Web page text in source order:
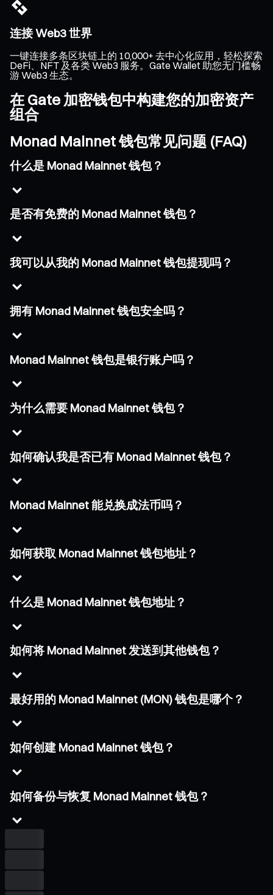
连接 Web3 世界
一键连接多条区块链上的 10,000+ 去中心化应用，轻松探索
DeFi、NFT 及各类 Web3 服务。Gate Wallet 助您无门槛畅
游 Web3 生态。
在 Gate 加密钱包中构建您的加密资产
组合
Monad Mainnet 钱包常见问题 (FAQ)
什么是 Monad Mainnet 钱包？
是否有免费的 Monad Mainnet 钱包？
我可以从我的 Monad Mainnet 钱包提现吗？
拥有 Monad Mainnet 钱包安全吗？
Monad Mainnet 钱包是银行账户吗？
为什么需要 Monad Mainnet 钱包？
如何确认我是否已有 Monad Mainnet 钱包？
Monad Mainnet 能兑换成法币吗？
如何获取 Monad Mainnet 钱包地址？
什么是 Monad Mainnet 钱包地址？
如何将 Monad Mainnet 发送到其他钱包？
最好用的 Monad Mainnet (MON) 钱包是哪个？
如何创建 Monad Mainnet 钱包？
如何备份与恢复 Monad Mainnet 钱包？